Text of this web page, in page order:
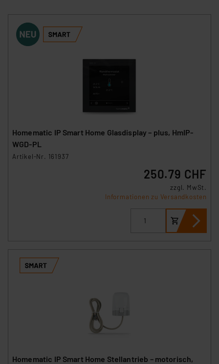
Homematic IP Smart Home Glasdisplay – plus, HmIP-
WGD-PL
Artikel-Nr. 161937
250.79 CHF
zzgl. MwSt.
Informationen zu Versandkosten
Homematic IP Smart Home Stellantrieb – motorisch,